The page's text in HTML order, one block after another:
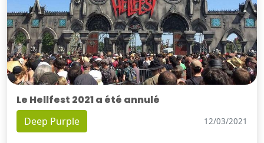
Le Hellfest 2021 a été annulé
Deep Purple 12/03/2021